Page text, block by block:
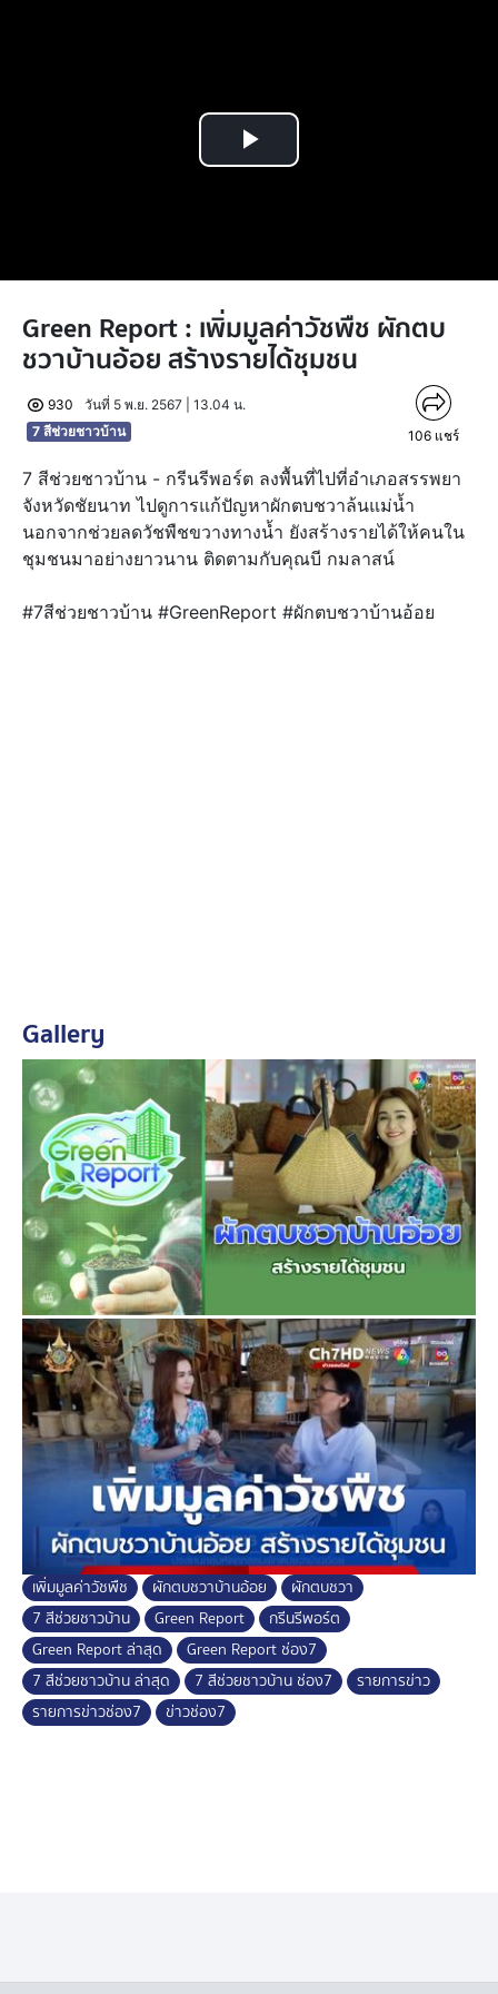
Play
Green Report : เพิ่มมูลค่าวัชพืช ผักตบ
ชวาบ้านอ้อย สร้างรายได้ชุมชน
930
วันที่ 5 พ.ย. 2567 | 13.04 น.
7 สีช่วยชาวบ้าน
106 แชร์
7 สีช่วยชาวบ้าน - กรีนรีพอร์ต ลงพื้นที่ไปที่อำเภอสรรพยา
จังหวัดชัยนาท ไปดูการแก้ปัญหาผักตบชวาล้นแม่น้ำ
นอกจากช่วยลดวัชพืชขวางทางน้ำ ยังสร้างรายได้ให้คนใน
ชุมชนมาอย่างยาวนาน ติดตามกับคุณบี กมลาสน์
#7สีช่วยชาวบ้าน #GreenReport #ผักตบชวาบ้านอ้อย
Gallery
เพิ่มมูลค่าวัชพืช ผักตบชวาบ้านอ้อย
ผักตบชวา
7 สีช่วยชาวบ้าน
Green Report
กรีนรีพอร์ต
Green Report ล่าสุด
Green Report ช่อง7
7 สีช่วยชาวบ้าน ล่าสุด
7 สีช่วยชาวบ้าน ช่อง7
รายการข่าว
รายการข่าวช่อง7
ข่าวช่อง7